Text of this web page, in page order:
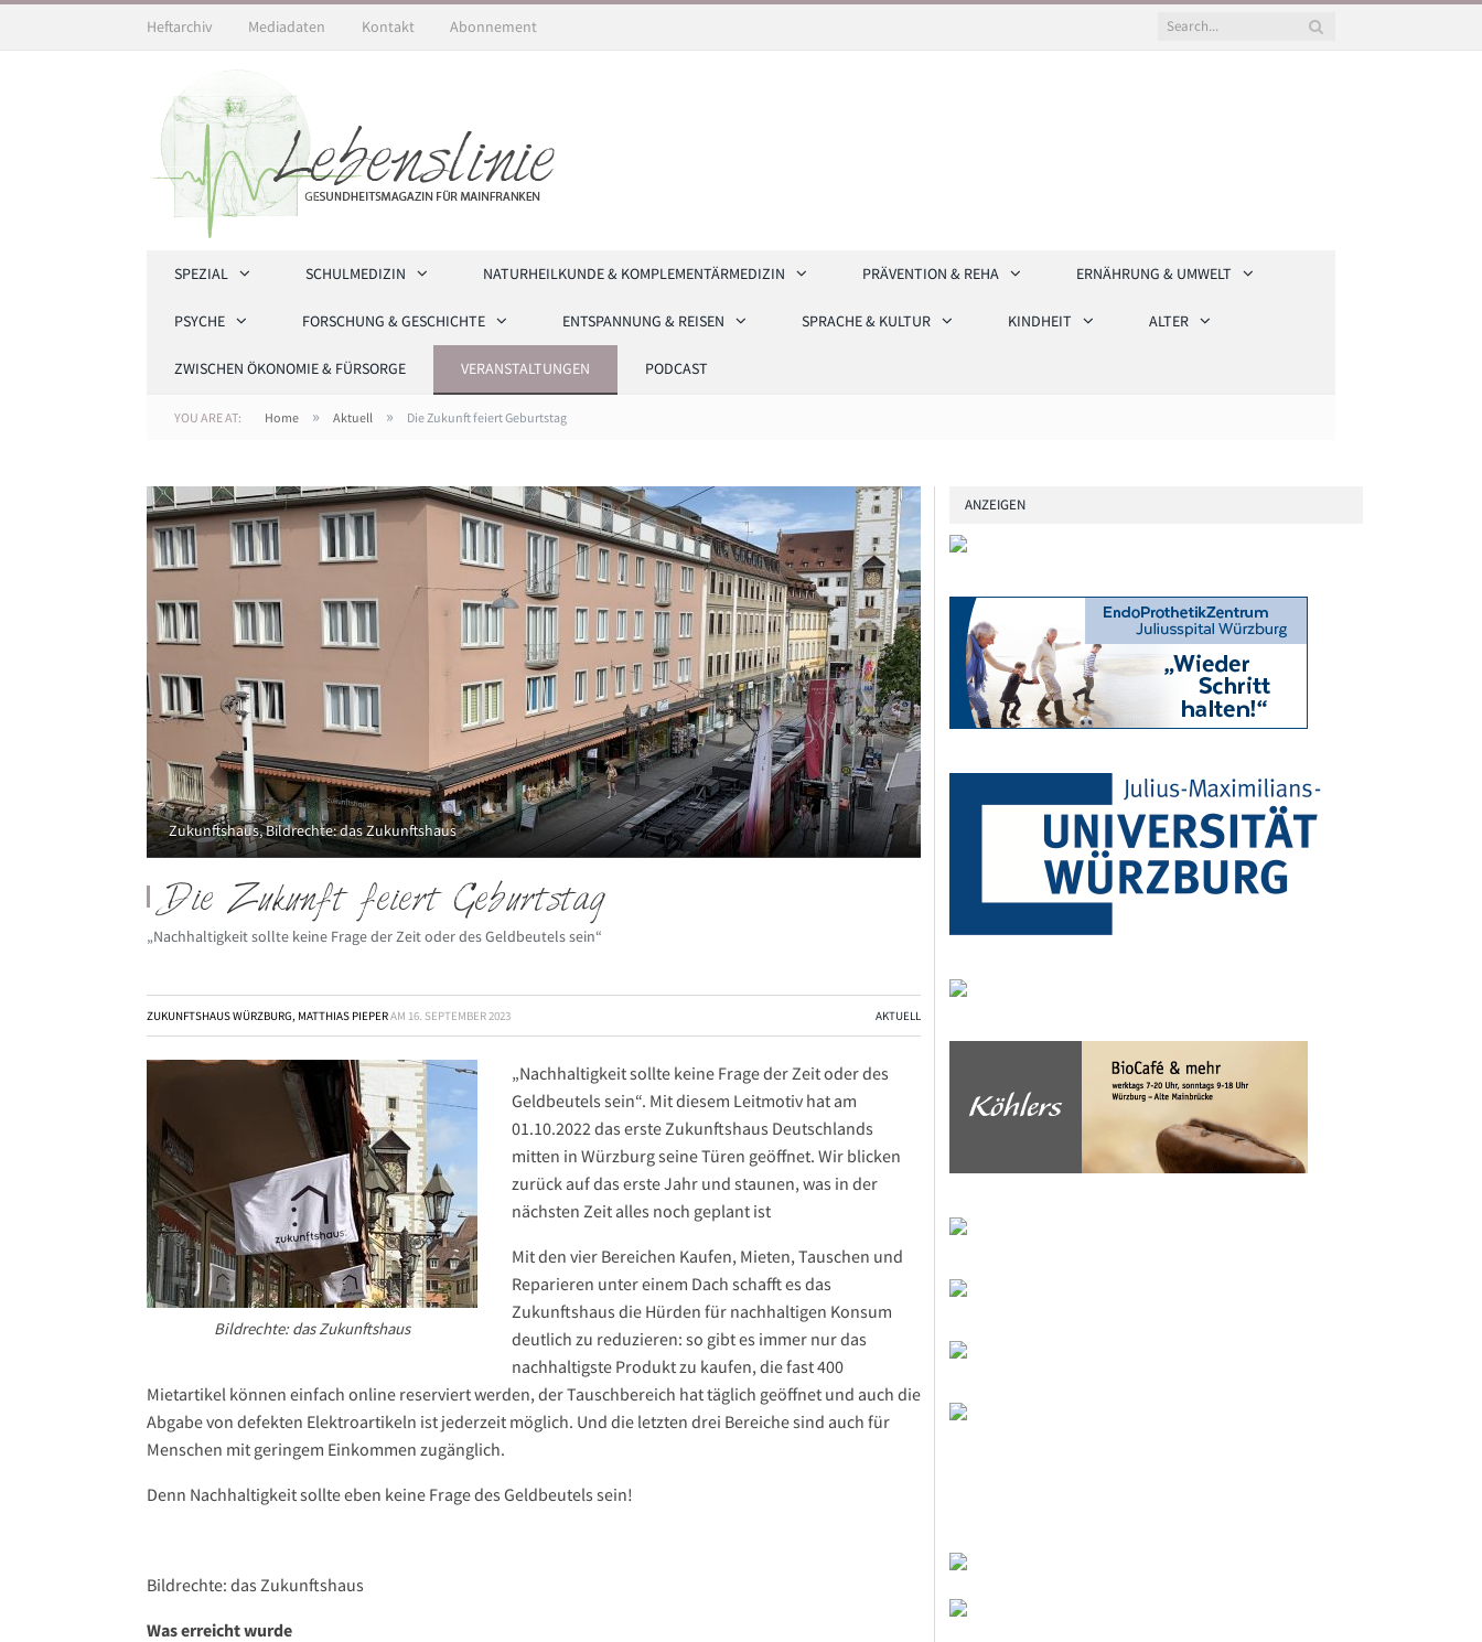
Heftarchiv Mediadaten Kontakt Abonnement
SPEZIAL SCHULMEDIZIN NATURHEILKUNDE & KOMPLEMENTÄRMEDIZIN PRÄVENTION & REHA ERNÄHRUNG & UMWELT
PSYCHE FORSCHUNG & GESCHICHTE ENTSPANNUNG & REISEN SPRACHE & KULTUR KINDHEIT ALTER
ZWISCHEN ÖKONOMIE & FÜRSORGE VERANSTALTUNGEN PODCAST
YOU ARE AT: Home » Aktuell » Die Zukunft feiert Geburtstag
Zukunftshaus, Bildrechte: das Zukunftshaus
Die Zukunft feiert Geburtstag
„Nachhaltigkeit sollte keine Frage der Zeit oder des Geldbeutels sein“
ZUKUNFTSHAUS WÜRZBURG, MATTHIAS PIEPERAM 16. SEPTEMBER 2023 AKTUELL
Bildrechte: das Zukunftshaus
„Nachhaltigkeit sollte keine Frage der Zeit oder des
Geldbeutels sein“. Mit diesem Leitmotiv hat am
01.10.2022 das erste Zukunftshaus Deutschlands
mitten in Würzburg seine Türen geöffnet. Wir blicken
zurück auf das erste Jahr und staunen, was in der
nächsten Zeit alles noch geplant ist
Mit den vier Bereichen Kaufen, Mieten, Tauschen und
Reparieren unter einem Dach schafft es das
Zukunftshaus die Hürden für nachhaltigen Konsum
deutlich zu reduzieren: so gibt es immer nur das
nachhaltigste Produkt zu kaufen, die fast 400
Mietartikel können einfach online reserviert werden, der Tauschbereich hat täglich geöffnet und auch die
Abgabe von defekten Elektroartikeln ist jederzeit möglich. Und die letzten drei Bereiche sind auch für
Menschen mit geringem Einkommen zugänglich.
Denn Nachhaltigkeit sollte eben keine Frage des Geldbeutels sein!
Bildrechte: das Zukunftshaus
Was erreicht wurde
ANZEIGEN